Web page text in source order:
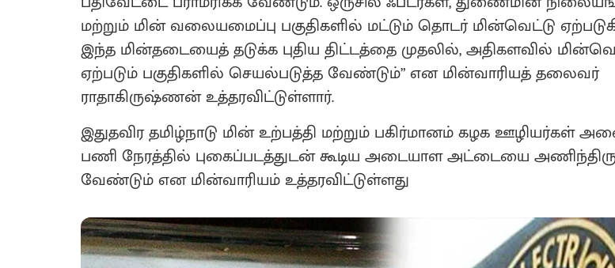
மற்றும் மின் வலையமைப்பு பகுதிகளில் மட்டும் தொடர் மின்வெட்டு
இந்த மின்தடையைத் தடுக்க புதிய திட்டத்தை முதலில், அதிகளவில்
ஏற்படும் பகுதிகளில் செயல்படுத்த வேண்டும்” என மின்வாரியத் தலைவர்
ராதாகிருஷ்ணன் உத்தரவிட்டுள்ளார்.
இதுதவிர தமிழ்நாடு மின் உற்பத்தி மற்றும் பகிர்மானம் கழக ஊழியர்கள்
பணி நேரத்தில் புகைப்படத்துடன் கூடிய அடையாள அட்டையை
வேண்டும் என மின்வாரியம் உத்தரவிட்டுள்ளது